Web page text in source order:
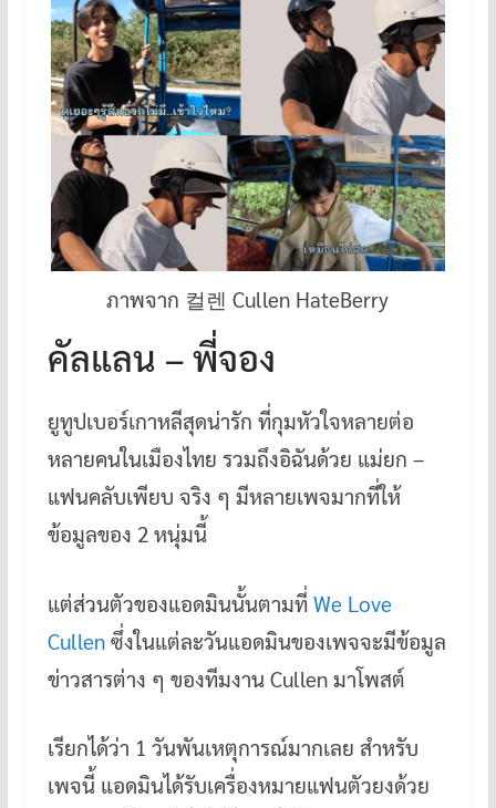
ภาพจาก 컬렌 Cullen HateBerry
คัลแลน – พี่จอง
ยูทูปเบอร์เกาหลีสุดน่ารัก ที่กุมหัวใจหลายต่อ
หลายคนในเมืองไทย รวมถึงอิฉันด้วย แม่ยก –
แฟนคลับเพียบ จริง ๆ มีหลายเพจมากที่ให้
ข้อมูลของ 2 หนุ่มนี้
แต่ส่วนตัวของแอดมินนั้นตามที่ We Love
Cullenซึ่งในแต่ละวันแอดมินของเพจจะมีข้อมูล
ข่าวสารต่าง ๆ ของทีมงาน Cullen มาโพสต์
เรียกได้ว่า 1 วันพันเหตุการณ์มากเลย สำหรับ
เพจนี้ แอดมินได้รับเครื่องหมายแฟนตัวยงด้วย